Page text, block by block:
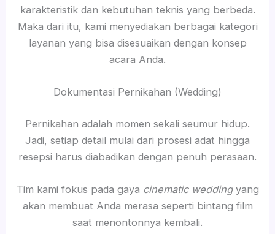
karakteristik dan kebutuhan teknis yang berbeda.
Maka dari itu, kami menyediakan berbagai kategori
layanan yang bisa disesuaikan dengan konsep
acara Anda.
Dokumentasi Pernikahan (Wedding)
Pernikahan adalah momen sekali seumur hidup.
Jadi, setiap detail mulai dari prosesi adat hingga
resepsi harus diabadikan dengan penuh perasaan.
Tim kami fokus pada gaya cinematic weddingyang
akan membuat Anda merasa seperti bintang film
saat menontonnya kembali.